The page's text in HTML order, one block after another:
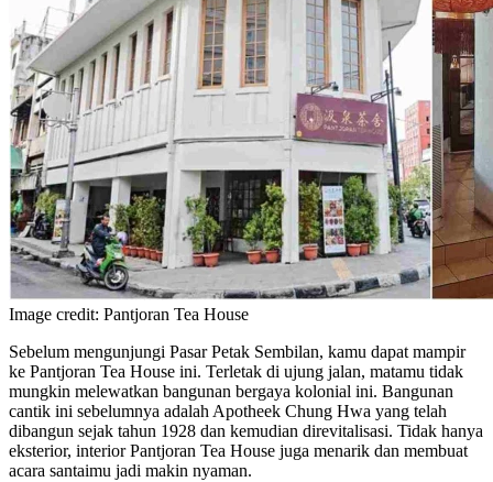
Image credit: Pantjoran Tea House
Sebelum mengunjungi Pasar Petak Sembilan, kamu dapat mampir
ke Pantjoran Tea House ini. Terletak di ujung jalan, matamu tidak
mungkin melewatkan bangunan bergaya kolonial ini. Bangunan
cantik ini sebelumnya adalah Apotheek Chung Hwa yang telah
dibangun sejak tahun 1928 dan kemudian direvitalisasi. Tidak hanya
eksterior, interior Pantjoran Tea House juga menarik dan membuat
acara santaimu jadi makin nyaman.